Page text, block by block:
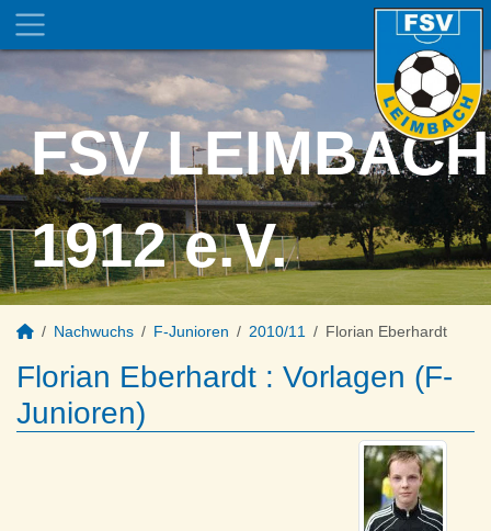
FSV LEIMBACH
1912 e.V.
Nachwuchs F-Junioren 2010/11 Florian Eberhardt
Florian Eberhardt : Vorlagen (F-
Junioren)